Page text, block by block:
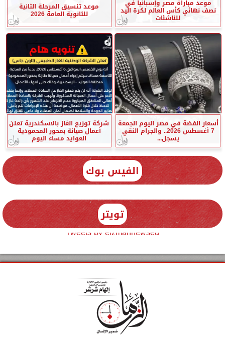
موعد مباراة مصر وإسبانيا في
نصف نهائي كأس العالم لكرة اليد
للناشئات
موعد تنسيق المرحلة الثانية
للثانوية العامة 2026
أسعار الفضة في مصر اليوم الجمعة
7 أغسطس 2026.. والجرام النقي
يسجل...
شركة توزيع الغاز بالاسكندرية تعلن
أعمال صيانة بمحور المحمودية
العوايد مساء اليوم
الفيس بوك
تويتر
Tweets by elzmannewseg